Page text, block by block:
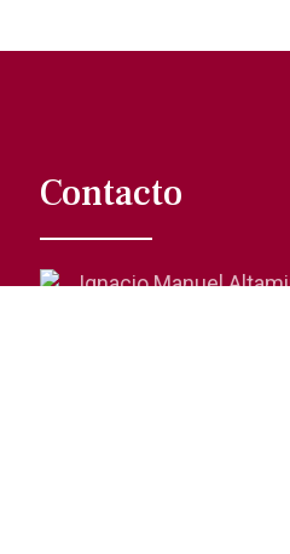
Contacto
Ignacio Manuel